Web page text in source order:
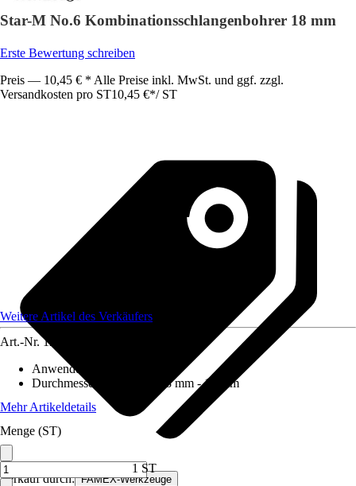
Star-M No.6 Kombinationsschlangenbohrer 18 mm
Erste Bewertung schreiben
Preis — 10,45 € * Alle Preise inkl. MwSt. und ggf. zzgl.
Versandkosten pro ST10,45 €*/ ST
Verkauf durch: FAMEX-Werkzeuge
Weitere Artikel des Verkäufers
Art.-Nr. 12590040
Anwendungsbereich
Durchmesser (von - bis)
18 mm - 18 mm
Mehr Artikeldetails
Menge (ST)
1 ST